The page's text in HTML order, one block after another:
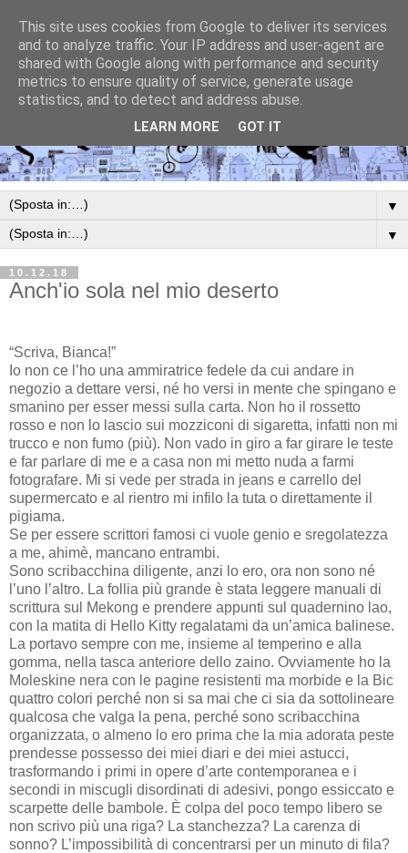
▼
▼
10.12.18
Anch'io sola nel mio deserto
“Scriva, Bianca!”
Io non ce l’ho una ammiratrice fedele da cui andare in
negozio a dettare versi, né ho versi in mente che spingano e
smanino per esser messi sulla carta. Non ho il rossetto
rosso e non lo lascio sui mozziconi di sigaretta, infatti non mi
trucco e non fumo (più). Non vado in giro a far girare le teste
e far parlare di me e a casa non mi metto nuda a farmi
fotografare. Mi si vede per strada in jeans e carrello del
supermercato e al rientro mi infilo la tuta o direttamente il
pigiama.
Se per essere scrittori famosi ci vuole genio e sregolatezza
a me, ahimè, mancano entrambi.
Sono scribacchina diligente, anzi lo ero, ora non sono né
l’uno l’altro. La follia più grande è stata leggere manuali di
scrittura sul Mekong e prendere appunti sul quadernino lao,
con la matita di Hello Kitty regalatami da un’amica balinese.
La portavo sempre con me, insieme al temperino e alla
gomma, nella tasca anteriore dello zaino. Ovviamente ho la
Moleskine nera con le pagine resistenti ma morbide e la Bic
quattro colori perché non si sa mai che ci sia da sottolineare
qualcosa che valga la pena, perché sono scribacchina
organizzata, o almeno lo ero prima che la mia adorata peste
prendesse possesso dei miei diari e dei miei astucci,
trasformando i primi in opere d’arte contemporanea e i
secondi in miscugli disordinati di adesivi, pongo essiccato e
scarpette delle bambole. È colpa del poco tempo libero se
non scrivo più una riga? La stanchezza? La carenza di
sonno? L’impossibilità di concentrarsi per un minuto di fila?
This site uses cookies from Google to deliver its services
and to analyze traffic. Your IP address and user-agent are
shared with Google along with performance and security
metrics to ensure quality of service, generate usage
statistics, and to detect and address abuse.
LEARN MORE GOT IT